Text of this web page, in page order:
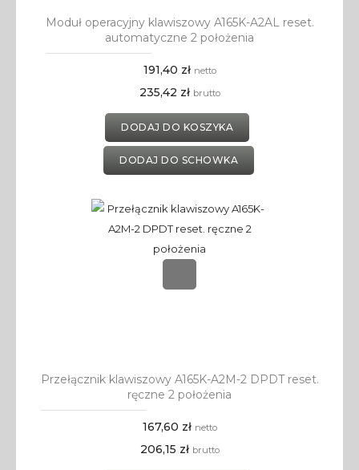
Moduł operacyjny klawiszowy A165K-A2AL reset.
automatyczne 2 położenia
191,40 zł netto
235,42 zł brutto
DODAJ DO KOSZYKA
DODAJ DO SCHOWKA
Przełącznik klawiszowy A165K-A2M-2 DPDT reset.
ręczne 2 położenia
167,60 zł netto
206,15 zł brutto